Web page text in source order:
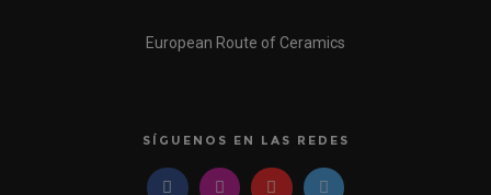
European Route of Ceramics
SÍGUENOS EN LAS REDES